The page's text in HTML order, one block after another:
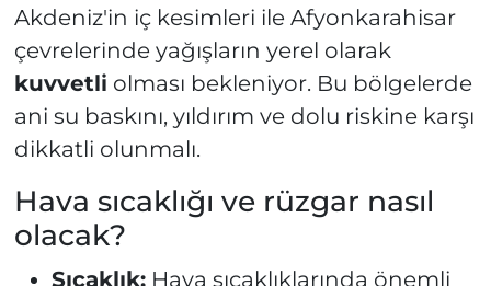
Akdeniz'in iç kesimleri ile Afyonkarahisar
çevrelerinde yağışların yerel olarak
kuvvetli olması bekleniyor. Bu bölgelerde
ani su baskını, yıldırım ve dolu riskine karşı
dikkatli olunmalı.
Hava sıcaklığı ve rüzgar nasıl
olacak?
Sıcaklık:Hava sıcaklıklarında önemli